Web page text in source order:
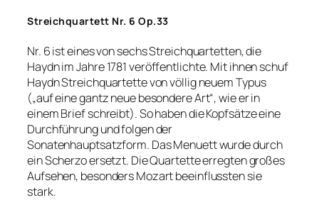
Streichquartett Nr. 6 Op.33
Nr. 6 ist eines von sechs Streichquartetten, die
Haydn im Jahre 1781 veröffentlichte. Mit ihnen schuf
Haydn Streichquartette von völlig neuem Typus
(„auf eine gantz neue besondere Art“, wie er in
einem Brief schreibt). So haben die Kopfsätze eine
Durchführung und folgen der
Sonatenhauptsatzform. Das Menuett wurde durch
ein Scherzo ersetzt. Die Quartette erregten großes
Aufsehen, besonders Mozart beeinflussten sie
stark.